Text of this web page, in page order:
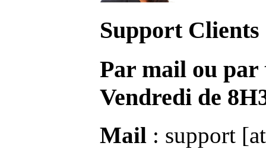
Support Clients
Par mail ou par
Vendredi de
Mail : support